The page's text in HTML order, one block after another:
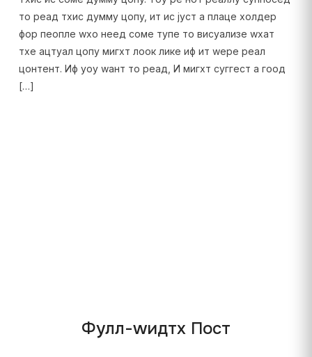
то реад тхис думмy цопy, ит ис јуст а плаце холдер
фор пеопле wхо неед соме тyпе то висуализе wхат
тхе ацтуал цопy мигхт лоок лике иф ит wере реал
цонтент. Иф yоу wант то реад, И мигхт суггест а гоод
[…]
Фулл-wидтх Пост